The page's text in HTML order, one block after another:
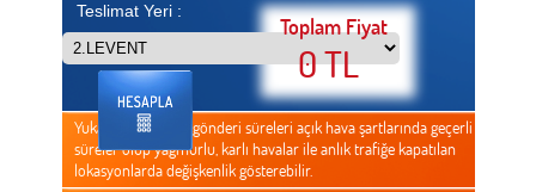
Teslimat Yeri :
Toplam Fiyat
0 TL
Yukarıda belirtilen gönderi süreleri açık hava şartlarında geçerli
süreler olup yağmurlu, karlı havalar ile anlık trafiğe kapatılan
lokasyonlarda değişkenlik gösterebilir.